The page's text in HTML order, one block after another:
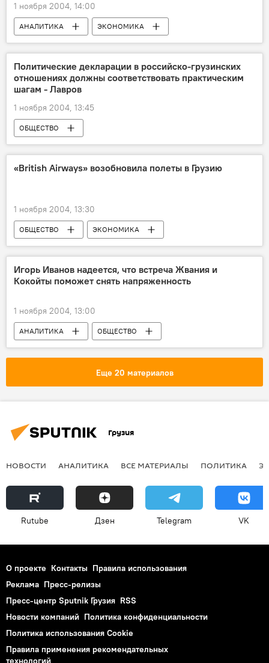
1 ноября 2004, 14:00
АНАЛИТИКА
ЭКОНОМИКА
ОБЩЕСТВО
Политические декларации в российско-грузинских
отношениях должны соответствовать практическим
шагам - Лавров
1 ноября 2004, 13:45
ОБЩЕСТВО
«British Airways» возобновила полеты в Грузию
1 ноября 2004, 13:30
ОБЩЕСТВО ЭКОНОМИКА
Игорь Иванов надеется, что встреча Жвания и
Кокойты поможет снять напряженность
1 ноября 2004, 13:00
АНАЛИТИКА ОБЩЕСТВО
Еще 20 материалов
Грузия
НОВОСТИ АНАЛИТИКА ВСЕ МАТЕРИАЛЫ ПОЛИТИКА
Rutube Дзен Telegram VK
О проекте Контакты Правила использования
Реклама Пресс-релизы
Пресс-центр Sputnik Грузия RSS
Новости компаний Политика конфиденциальности
Политика использования Cookie
Правила применения рекомендательных
технологий